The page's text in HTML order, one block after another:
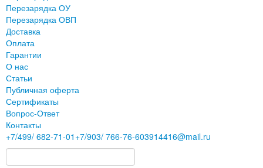
Перезарядка ОУ
Перезарядка ОВП
Доставка
Оплата
Гарантии
О нас
Статьи
Публичная оферта
Сертификаты
Вопрос-Ответ
Контакты
+7/499/ 682-71-01 +7/903/ 766-76-603914416@mail.ru